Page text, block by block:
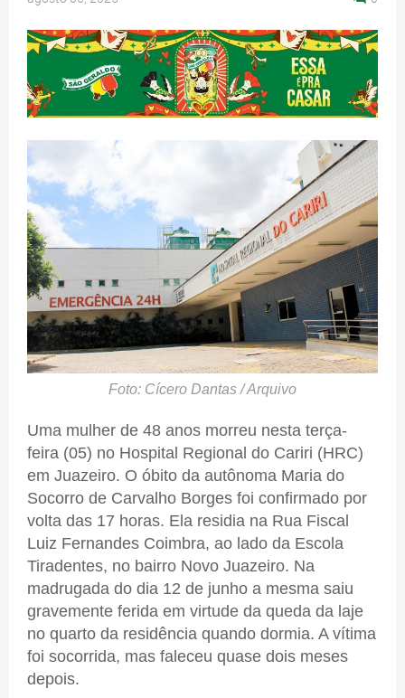
Foto: Cícero Dantas / Arquivo
Uma mulher de 48 anos morreu nesta terça-
feira (05) no Hospital Regional do Cariri (HRC)
em Juazeiro. O óbito da autônoma Maria do
Socorro de Carvalho Borges foi confirmado por
volta das 17 horas. Ela residia na Rua Fiscal
Luiz Fernandes Coimbra, ao lado da Escola
Tiradentes, no bairro Novo Juazeiro. Na
madrugada do dia 12 de junho a mesma saiu
gravemente ferida em virtude da queda da laje
no quarto da residência quando dormia. A vítima
foi socorrida, mas faleceu quase dois meses
depois.